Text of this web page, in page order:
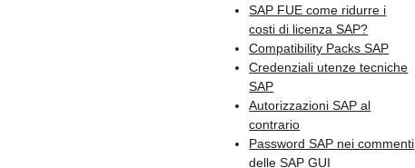
SAP FUE come ridurre i
costi di licenza SAP?
Compatibility Packs SAP
Credenziali utenze tecniche
SAP
Autorizzazioni SAP al
contrario
Password SAP nei commenti
delle SAP GUI